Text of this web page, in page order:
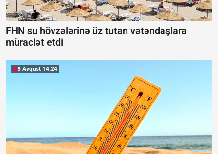
FHN su hövzələrinə üz tutan vətəndaşlara
müraciət etdi
8 Avqust 14:24